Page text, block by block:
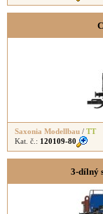
Saxonia Modellbau / TT
Kat. č.: 120109-80
3-dílný